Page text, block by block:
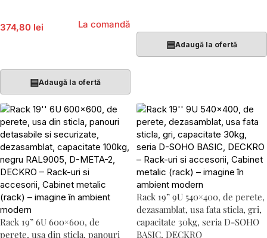
374,80 lei La comandă
▤Adaugă la ofertă
▤Adaugă la ofertă
Rack 19” 6U 600×600, de
perete, usa din sticla, panouri
Rack 19” 9U 540×400, de perete,
dezasamblat, usa fata sticla, gri,
capacitate 30kg, seria D-SOHO
BASIC, DECKRO